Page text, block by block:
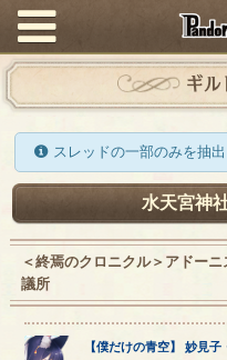
ギル
スレッドの一部のみを抽
水天宮神
＜終焉のクロニクル＞アドー
議所
【僕だけの青空】妙見子